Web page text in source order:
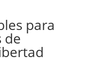
para
de